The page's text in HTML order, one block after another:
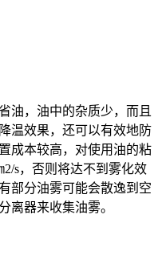
，油中的杂质少，而且
温效果，还可以有效地防
成本较高，对使用油的粘
s，否则将达不到雾化效
部分油雾可能会散逸到空
离器来收集油雾。